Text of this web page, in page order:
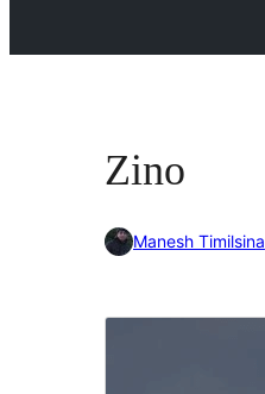
Zino
Manesh Timilsina